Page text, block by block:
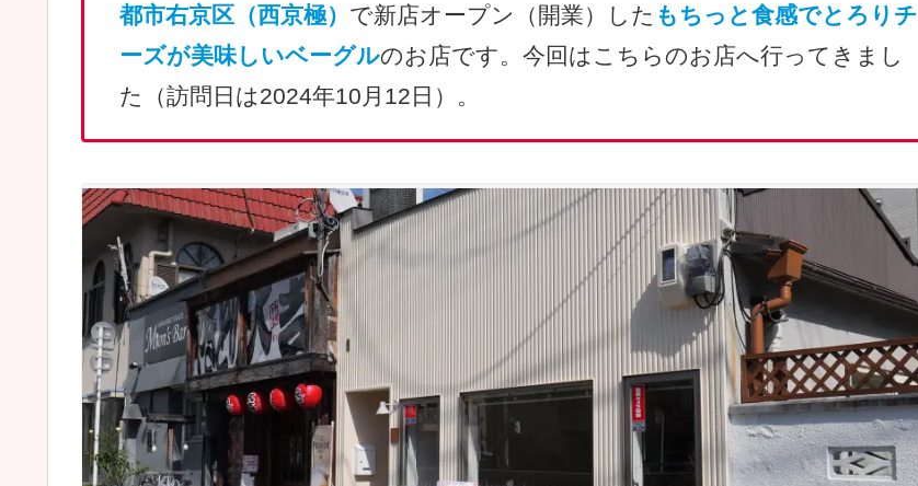
都市右京区（西京極） で新店オープン（開業）した もちっと食感でとろりチ
ーズが美味しいベーグルのお店です。今回はこちらのお店へ行ってきまし
た（訪問日は2024年10月12日）。